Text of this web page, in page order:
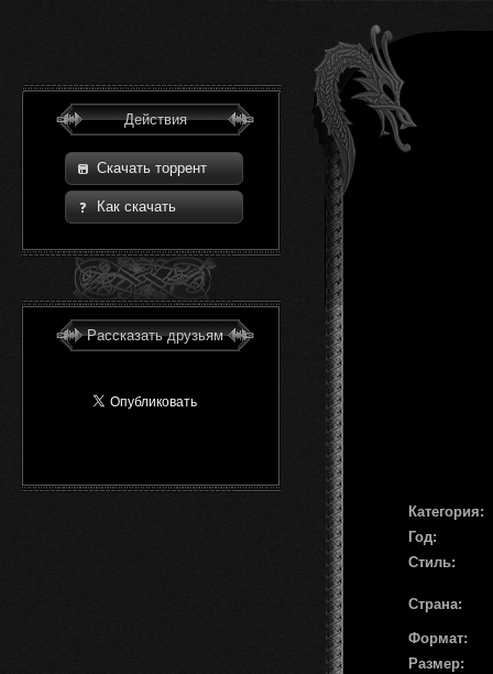
Действия
Скачать торрент
Как скачать
Рассказать друзьям
Категория:
Год:
Стиль:
Страна:
Формат:
Размер: